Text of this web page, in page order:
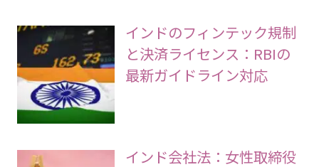
インドのフィンテック規制
と決済ライセンス：RBIの
最新ガイドライン対応
インド会社法：女性取締役